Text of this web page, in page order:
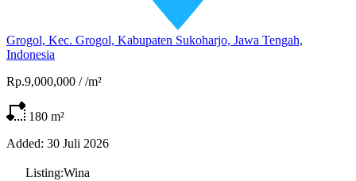
Grogol, Kec. Grogol, Kabupaten Sukoharjo, Jawa Tengah,
Indonesia
Rp.9,000,000 / /m²
180 m²
Added: 30 Juli 2026
Listing:Wina